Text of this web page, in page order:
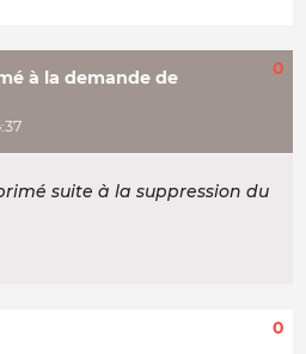
à la demande de
0
suite à la suppression du
0